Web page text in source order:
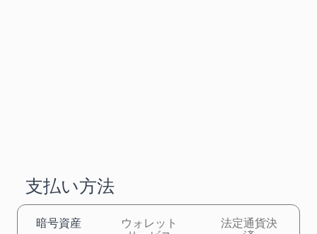
支払い方法
暗号資産
ウォレット
法定通貨決